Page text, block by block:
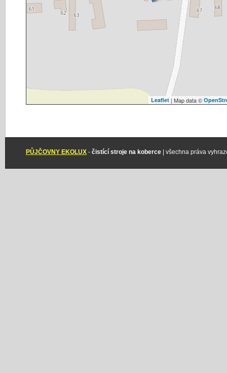
Leaflet | Map data ©
PŮJČOVNY EKOLUX - čistící stroje na koberce | všechna práva